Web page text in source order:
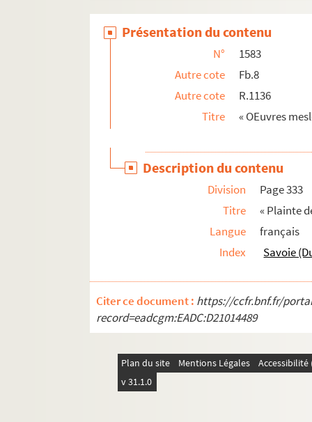
Présentation du contenu
N°
1583
Autre cote
Fb.8
Autre cote
R.1136
Titre
« OEuvres
Description du contenu
Division
Page 333
Titre
« Plainte
Langue
français
Index
Savoie
Citer ce document : https://ccfr.bnf.fr/
record=eadcgm:EADC:D21014489
Plan du site Mentions Légales
v 31.1.0